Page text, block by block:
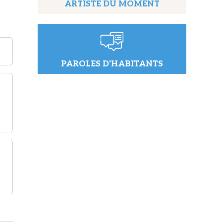
ARTISTE DU MOMENT
PAROLES D'HABITANTS